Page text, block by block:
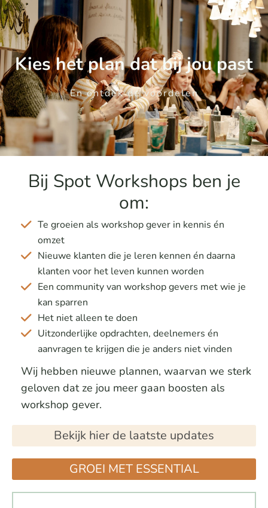
Kies het plan dat bij jou past
En ontdek de voordelen
Bij Spot Workshops ben je
om:
Te groeien als workshop gever in kennis én
omzet
Nieuwe klanten die je leren kennen én daarna
klanten voor het leven kunnen worden
Een community van workshop gevers met wie je
kan sparren
Het niet alleen te doen
Uitzonderlijke opdrachten, deelnemers én
aanvragen te krijgen die je anders niet vinden
Wij hebben nieuwe plannen, waarvan we sterk
geloven dat ze jou meer gaan boosten als
workshop gever.
Bekijk hier de laatste updates
GROEI MET ESSENTIAL